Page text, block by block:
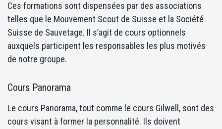
Ces formations sont dispensées par des associations
telles que le Mouvement Scout de Suisse et la Société
Suisse de Sauvetage. Il s’agit de cours optionnels
auxquels participent les responsables les plus motivés
de notre groupe.
Cours Panorama
Le cours Panorama, tout comme le cours Gilwell, sont des
cours visant à former la personnalité. Ils doivent